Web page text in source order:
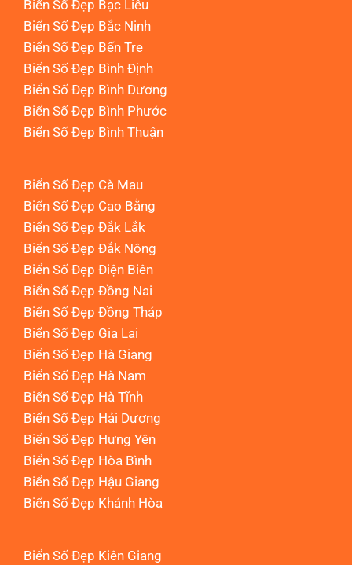
Biển Số Đẹp Bạc Liêu
Biển Số Đẹp Bắc Ninh
Biển Số Đẹp Bến Tre
Biển Số Đẹp Bình Định
Biển Số Đẹp Bình Dương
Biển Số Đẹp Bình Phước
Biển Số Đẹp Bình Thuận
Biển Số Đẹp Cà Mau
Biển Số Đẹp Cao Bằng
Biển Số Đẹp Đắk Lắk
Biển Số Đẹp Đắk Nông
Biển Số Đẹp Điện Biên
Biển Số Đẹp Đồng Nai
Biển Số Đẹp Đồng Tháp
Biển Số Đẹp Gia Lai
Biển Số Đẹp Hà Giang
Biển Số Đẹp Hà Nam
Biển Số Đẹp Hà Tĩnh
Biển Số Đẹp Hải Dương
Biển Số Đẹp Hưng Yên
Biển Số Đẹp Hòa Bình
Biển Số Đẹp Hậu Giang
Biển Số Đẹp Khánh Hòa
Biển Số Đẹp Kiên Giang